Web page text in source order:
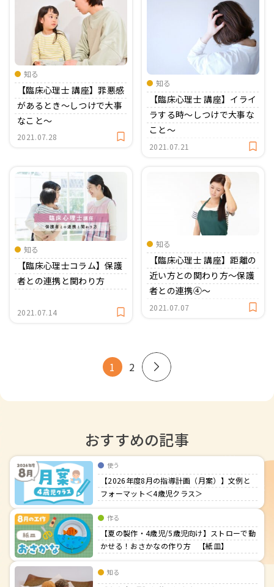
知る
【臨床心理士 講座】罪悪感
があるとき〜しつけで大事
なこと〜
2021.07.28
知る
【臨床心理士 講座】イライ
ラする時〜しつけで大事な
こと〜
2021.07.21
知る
【臨床心理士コラム】保護
者との連携と関わり方
2021.07.14
知る
【臨床心理士 講座】距離の
近い方との関わり方〜保護
者との連携④〜
2021.07.07
1 2
おすすめの記事
使う
【2026年度8月の指導計画（月案）】文例と
フォーマット＜4歳児クラス＞
作る
【夏の製作・4歳児/5歳児向け】ストローで動
かせる！おさかなの作り方 【紙皿】
知る